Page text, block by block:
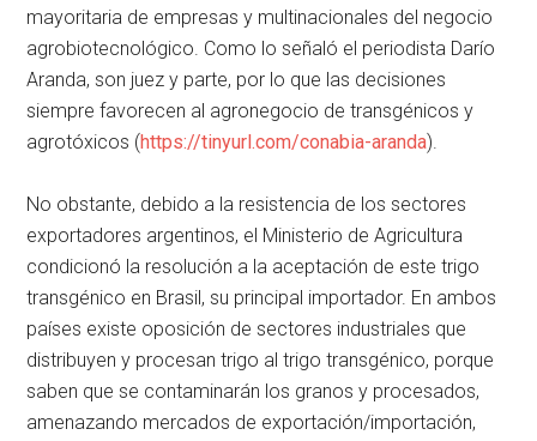
mayoritaria de empresas y multinacionales del negocio
agrobiotecnológico. Como lo señaló el periodista Darío
Aranda, son juez y parte, por lo que las decisiones
siempre favorecen al agronegocio de transgénicos y
agrotóxicos (https://tinyurl.com/conabia-aranda).
No obstante, debido a la resistencia de los sectores
exportadores argentinos, el Ministerio de Agricultura
condicionó la resolución a la aceptación de este trigo
transgénico en Brasil, su principal importador. En ambos
países existe oposición de sectores industriales que
distribuyen y procesan trigo al trigo transgénico, porque
saben que se contaminarán los granos y procesados,
amenazando mercados de exportación/importación,